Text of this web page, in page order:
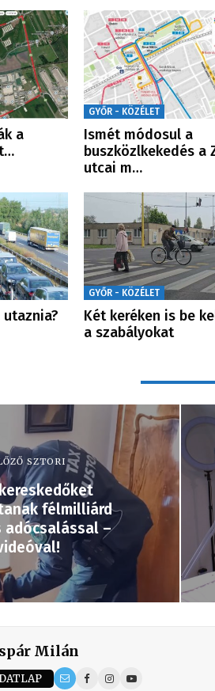
a
GYŐR - KÖZÉLET
Ismét módosul a
buszközlkekedés a
utcai m…
utaznia?
GYŐR - KÖZÉLET
Két keréken is be
a szabályokat
SZTORI
félmilliárd
–
Milán